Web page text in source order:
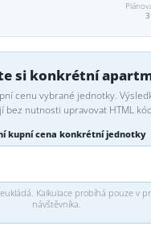
si konkrétní
cenu vybrané jednotky.
bez nutnosti upravovat HTML
kupní cena konkrétní jednotky
Kalkulace probíhá pouze v
návštěvníka.